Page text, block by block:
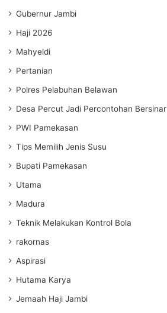
Gubernur Jambi
Haji 2026
Mahyeldi
Pertanian
Polres Pelabuhan Belawan
Desa Percut Jadi Percontohan Bersinar
PWI Pamekasan
Tips Memilih Jenis Susu
Bupati Pamekasan
Utama
Madura
Teknik Melakukan Kontrol Bola
rakornas
Aspirasi
Hutama Karya
Jemaah Haji Jambi